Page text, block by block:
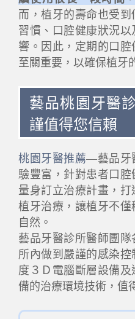
而，植牙的壽命也受
習慣、口腔健康狀況
響。因此，定期的口
至關重要，以確保植牙
藝品桃園牙醫
謹值得您信賴
桃園牙醫推薦—藝品牙
驗豐富，針對患者口腔
量身訂立治療計畫，
植牙治療，讓植牙不
自然。
藝品牙醫診所醫師團
所內做到嚴謹的感染
度３Ｄ電腦斷層設備
備的治療環境技術，值